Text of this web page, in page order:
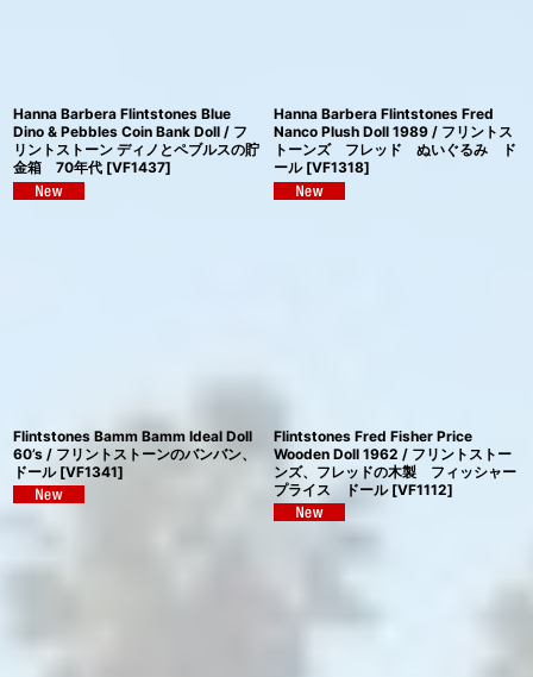
Hanna Barbera Flintstones Blue
Dino & Pebbles Coin Bank Doll / フ
リントストーン ディノとペブルスの貯
金箱 70年代 [VF1437]
Hanna Barbera Flintstones Fred
Nanco Plush Doll 1989 / フリントス
トーンズ フレッド ぬいぐるみ ド
ール [VF1318]
Flintstones Bamm Bamm Ideal Doll
60’s / フリントストーンのバンバン、
ドール [VF1341]
Flintstones Fred Fisher Price
Wooden Doll 1962 / フリントストー
ンズ、フレッドの木製 フィッシャー
プライス ドール [VF1112]